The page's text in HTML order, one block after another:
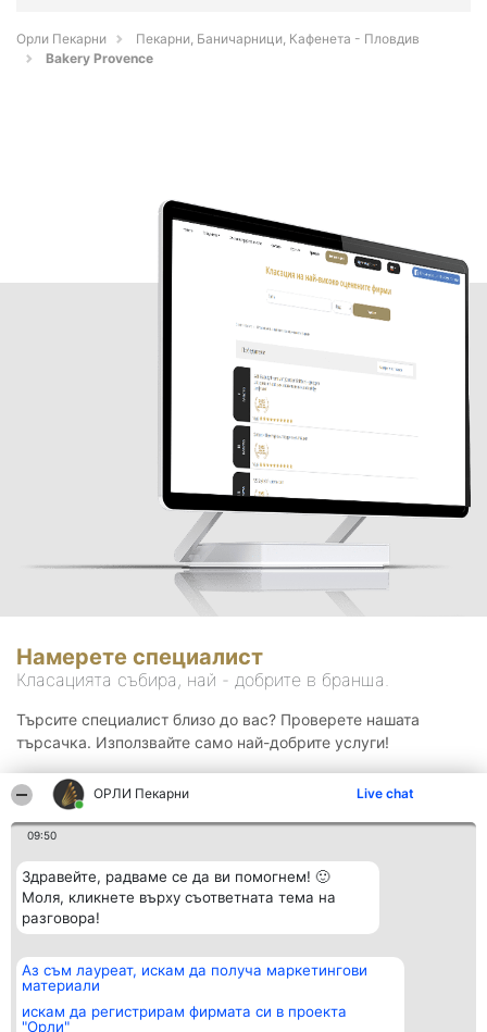
ОРЛИ Пекарни Live chat
09:50
Здравейте, радваме се да ви помогнем! 🙂
Моля, кликнете върху съответната тема на
разговора!
Аз съм лауреат, искам да получа маркетингови
материали
искам да регистрирам фирмата си в проекта
"Орли"
Орли Пекарни
Пекарни, Баничарници, Кафенета - Пловдив
Bakery Provence
Намерете специалист
Класацията събира, най - добрите в бранша.
Търсите специалист близо до вас? Проверете нашата
търсачка. Използвайте само най-добрите услуги!
Организатор на
класиране
BulevardulAleea Timișul De
Класация
всички
Контакти